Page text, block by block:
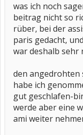
was ich noch
beitrag nicht so
rüber, bei der
paris gedacht, und
war deshalb sehr
den angedrohten
habe ich
gut geschlafen-
werde aber eine
ami weiter